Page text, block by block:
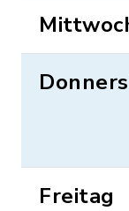
Freitag